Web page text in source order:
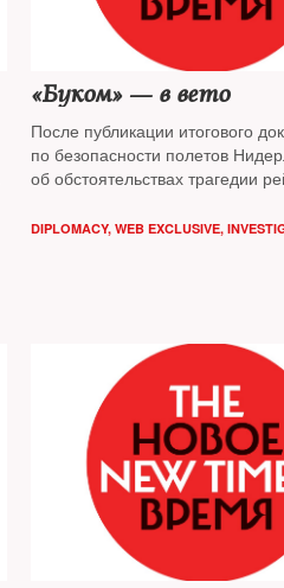
«Буком» — в вето
После публикации итогового
по безопасности полетов
об обстоятельствах трагедии
поднимут вопрос о трибунале
DIPLOMACY, WEB EXCLUSIVE,